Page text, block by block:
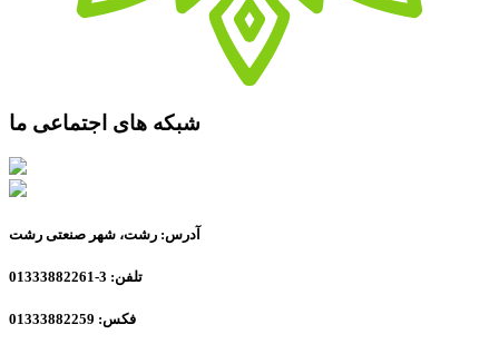
شبکه های اجتماعی ما
آدرس: رشت، شهر صنعتی رشت
تلفن: 3-01333882261
فکس: 01333882259